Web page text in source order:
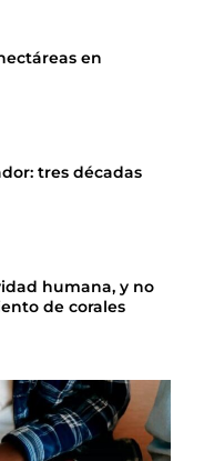
en
tres décadas
humana, y no
de corales